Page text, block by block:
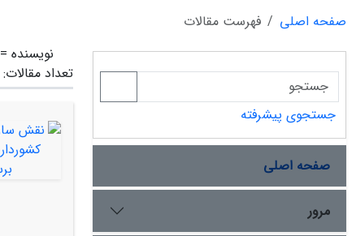
صفحه اصلی
فهرست مقالات
نویسنده =
تعداد مقالات:
جستجوی پیشرفته
صفحه اصلی
مرور